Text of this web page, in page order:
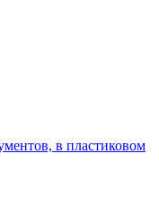
в пластиковом